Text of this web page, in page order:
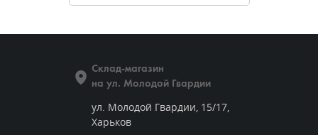
Склад-магазин
на ул. Молодой Гвардии
ул. Молодой Гвардии, 15/17,
Харьков